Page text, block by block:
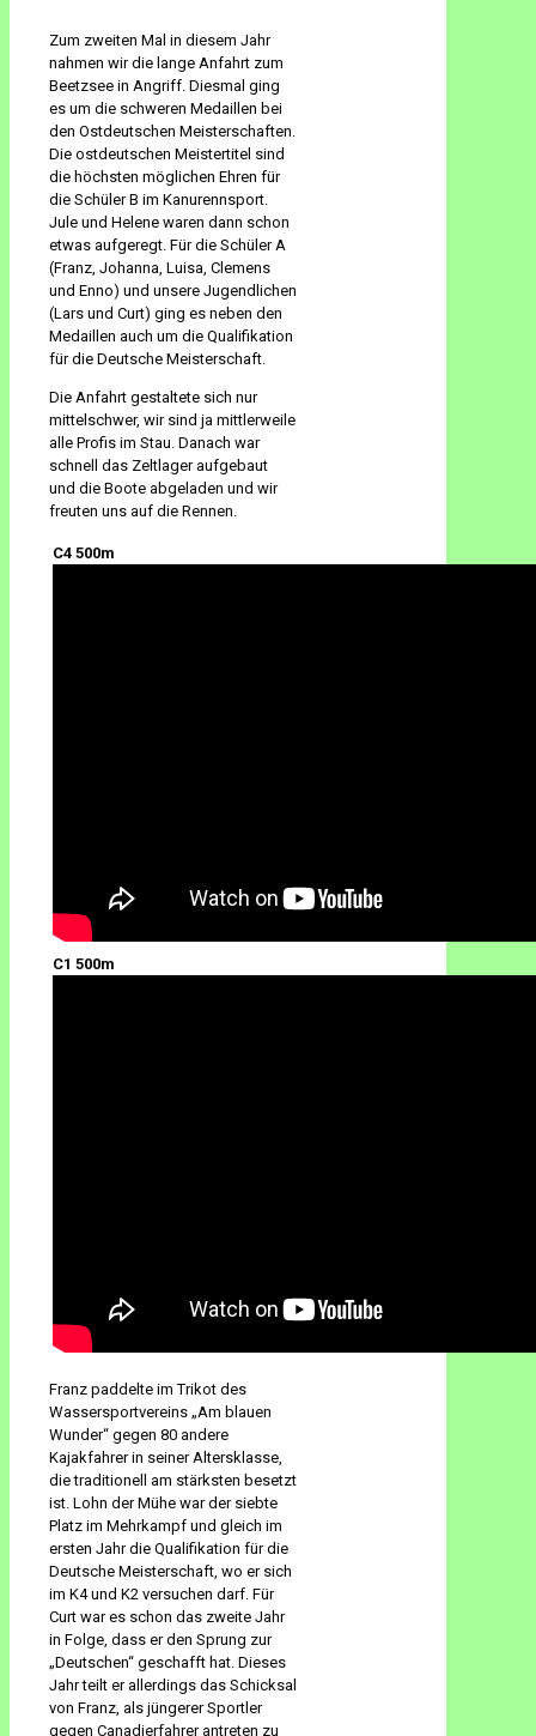
Zum zweiten Mal in diesem Jahr
nahmen wir die lange Anfahrt zum
Beetzsee in Angriff. Diesmal ging
es um die schweren Medaillen bei
den Ostdeutschen Meisterschaften.
Die ostdeutschen Meistertitel sind
die höchsten möglichen Ehren für
die Schüler B im Kanurennsport.
Jule und Helene waren dann schon
etwas aufgeregt. Für die Schüler A
(Franz, Johanna, Luisa, Clemens
und Enno) und unsere Jugendlichen
(Lars und Curt) ging es neben den
Medaillen auch um die Qualifikation
für die Deutsche Meisterschaft.
Die Anfahrt gestaltete sich nur
mittelschwer, wir sind ja mittlerweile
alle Profis im Stau. Danach war
schnell das Zeltlager aufgebaut
und die Boote abgeladen und wir
freuten uns auf die Rennen.
C4 500m
C1 500m
Franz paddelte im Trikot des
Wassersportvereins „Am blauen
Wunder“ gegen 80 andere
Kajakfahrer in seiner Altersklasse,
die traditionell am stärksten besetzt
ist. Lohn der Mühe war der siebte
Platz im Mehrkampf und gleich im
ersten Jahr die Qualifikation für die
Deutsche Meisterschaft, wo er sich
im K4 und K2 versuchen darf. Für
Curt war es schon das zweite Jahr
in Folge, dass er den Sprung zur
„Deutschen“ geschafft hat. Dieses
Jahr teilt er allerdings das Schicksal
von Franz, als jüngerer Sportler
gegen Canadierfahrer antreten zu